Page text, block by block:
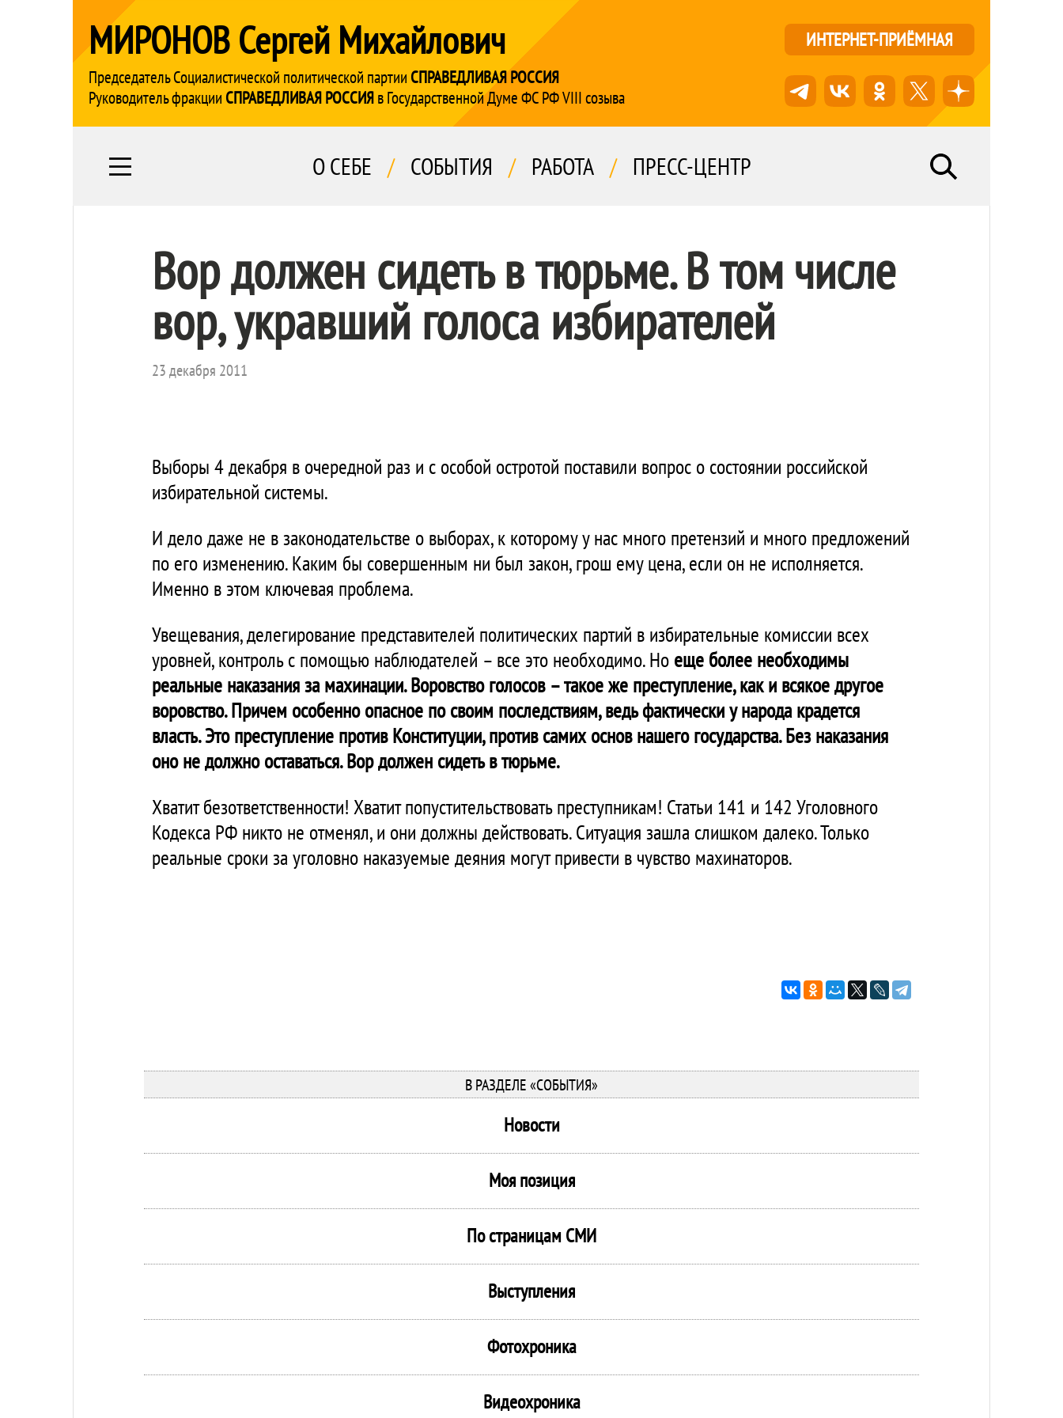
МИРОНОВ Сергей Михайлович
Председатель Социалистической политической партии СПРАВЕДЛИВАЯ РОССИЯ
Руководитель фракции СПРАВЕДЛИВАЯ РОССИЯв Государственной Думе ФС РФ VIII созыва
ИНТЕРНЕТ-ПРИЁМНАЯ
О СЕБЕ / СОБЫТИЯ / РАБОТА / ПРЕСС-ЦЕНТР
Вор должен сидеть в тюрьме. В том числе
вор, укравший голоса избирателей
23 декабря 2011
Выборы 4 декабря в очередной раз и с особой остротой поставили вопрос о состоянии российской
избирательной системы.
И дело даже не в законодательстве о выборах, к которому у нас много претензий и много предложений
по его изменению. Каким бы совершенным ни был закон, грош ему цена, если он не исполняется.
Именно в этом ключевая проблема.
Увещевания, делегирование представителей политических партий в избирательные комиссии всех
уровней, контроль с помощью наблюдателей – все это необходимо. Но еще более необходимы
реальные наказания за махинации. Воровство голосов – такое же преступление, как и всякое другое
воровство. Причем особенно опасное по своим последствиям, ведь фактически у народа крадется
власть. Это преступление против Конституции, против самих основ нашего государства. Без наказания
оно не должно оставаться. Вор должен сидеть в тюрьме.
Хватит безответственности! Хватит попустительствовать преступникам! Статьи 141 и 142 Уголовного
Кодекса РФ никто не отменял, и они должны действовать. Ситуация зашла слишком далеко. Только
реальные сроки за уголовно наказуемые деяния могут привести в чувство махинаторов.
В РАЗДЕЛЕ «СОБЫТИЯ»
Новости
Моя позиция
По страницам СМИ
Выступления
Фотохроника
Видеохроника